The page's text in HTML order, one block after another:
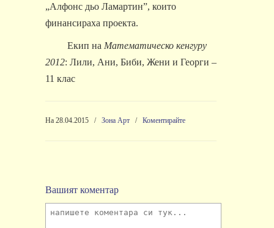
„Алфонс дьо Ламартин”, които
финансираха проекта.
Екип на Математическо кенгуру
2012: Лили, Ани, Биби, Жени и Георги –
11 клас
На 28.04.2015 / Зона Арт / Коментирайте
Вашият коментар